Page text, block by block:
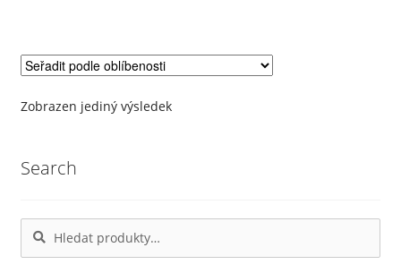
Zobrazen jediný výsledek
Search
Hledat:
Hledat